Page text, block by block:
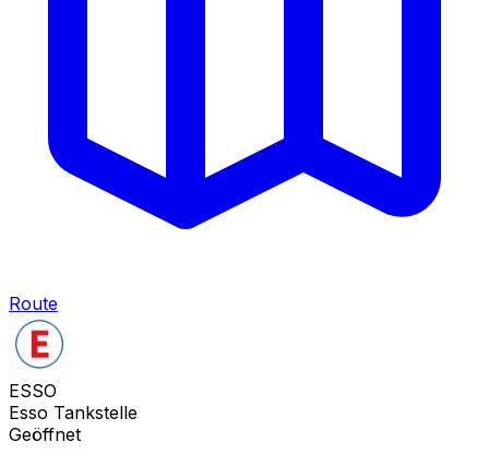
Route
ESSO
Esso Tankstelle
Geöffnet